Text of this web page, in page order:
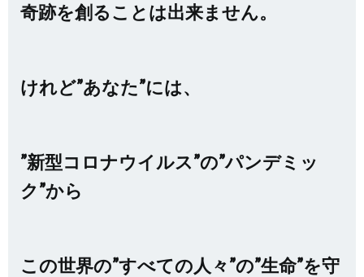
奇跡を創ることは出来ません。
けれど”あなた”には、
”新型コロナウイルス”の”パンデミッ
ク”から
この世界の”すべての人々”の”生命”を守